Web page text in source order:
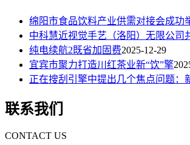
绵阳市食品饮料产业供需对接会成功
中科慧近视觉手艺（洛阳）无限公司
纯电续航2既省加固费2025-12-29
宜宾市聚力打造川红茶业新“饮”擎
正在搜刮引擎中提出几个焦点问题：
联系我们
CONTACT US